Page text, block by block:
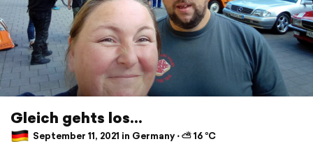
Gleich gehts los...
September 11, 2021 in Germany ⋅ ⛅ 16 °C